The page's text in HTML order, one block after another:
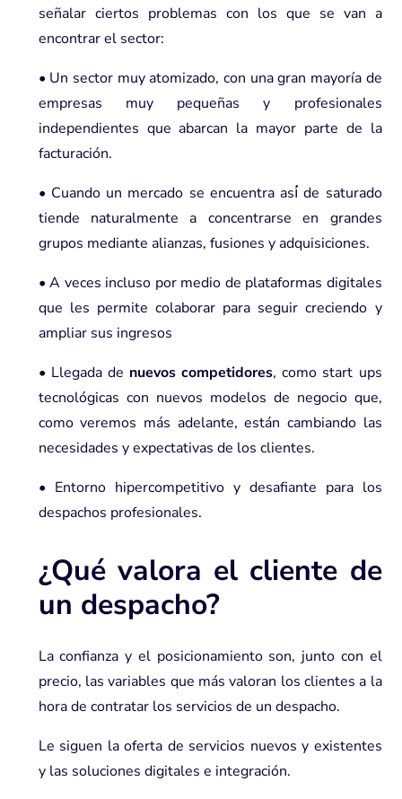
señalar ciertos problemas con los que se van a
encontrar el sector:
• Un sector muy atomizado, con una gran mayoría de
empresas muy pequeñas y profesionales
independientes que abarcan la mayor parte de la
facturación.
• Cuando un mercado se encuentra así́ de saturado
tiende naturalmente a concentrarse en grandes
grupos mediante alianzas, fusiones y adquisiciones.
• A veces incluso por medio de plataformas digitales
que les permite colaborar para seguir creciendo y
ampliar sus ingresos
• Llegada de nuevos competidores, como start ups
tecnológicas con nuevos modelos de negocio que,
como veremos más adelante, están cambiando las
necesidades y expectativas de los clientes.
• Entorno hipercompetitivo y desafiante para los
despachos profesionales.
¿Qué valora el cliente de
un despacho?
La confianza y el posicionamiento son, junto con el
precio, las variables que más valoran los clientes a la
hora de contratar los servicios de un despacho.
Le siguen la oferta de servicios nuevos y existentes
y las soluciones digitales e integración.